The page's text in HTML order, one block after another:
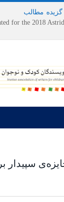
گزیده مطالب
سپیدار